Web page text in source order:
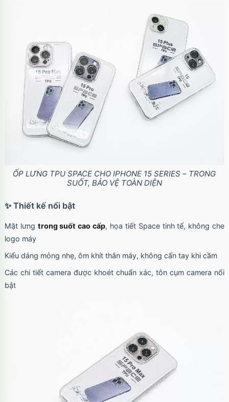
ỐP LƯNG TPU SPACE CHO IPHONE 15 SERIES – TRONG
SUỐT, BẢO VỆ TOÀN DIỆN
✨ Thiết kế nổi bật
Mặt lưng trong suốt cao cấp, họa tiết Space tinh tế, không che
logo máy
Kiểu dáng mỏng nhẹ, ôm khít thân máy, không cấn tay khi cầm
Các chi tiết camera được khoét chuẩn xác, tôn cụm camera nổi
bật